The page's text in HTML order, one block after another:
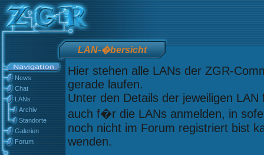
LAN-�bersicht
News
Chat
LANs
Archiv
Standorte
Galerien
Forum
Hier stehen alle LANs der ZGR-
gerade laufen.
Unter den Details der jeweiligen
auch f�r die LANs anmelden, in
noch nicht im Forum registriert bist
wenden.